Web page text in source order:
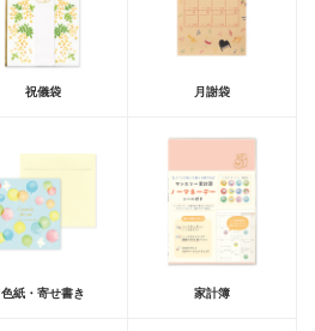
祝儀袋 月謝袋
色紙・寄せ書き 家計簿